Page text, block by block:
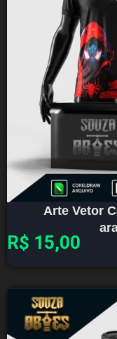
Arte Vetor
R$ 15,00